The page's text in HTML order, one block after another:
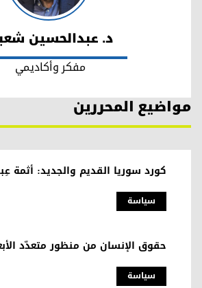
د. عبدالحسين شعبان
د. عبدالحسين
مفكر وأكاديمي
مواضيع المحررين
سیاسة
كورد سوريا القديم والجديد: أثمة
سیاسة
حقوق الإنسان من منظور متعدّد